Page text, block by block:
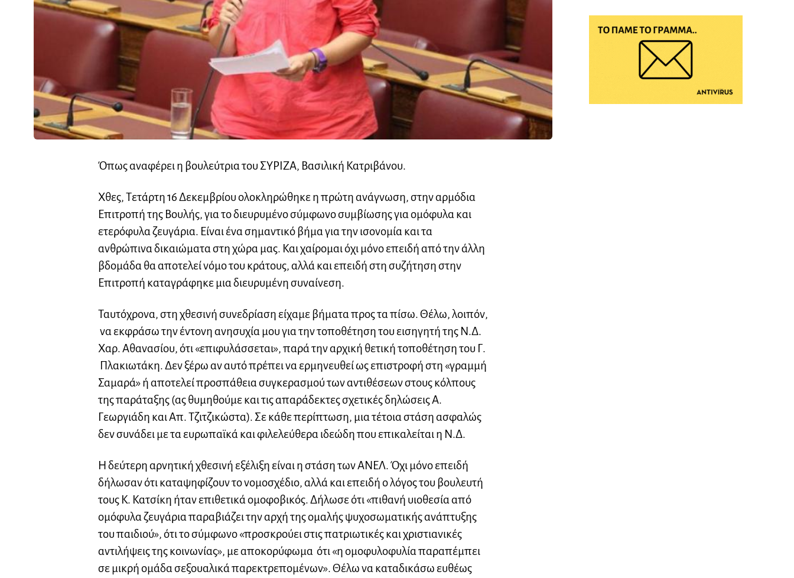
Όπως αναφέρει η βουλεύτρια του ΣΥΡΙΖΑ, Βασιλική Κατριβάνου.
Χθες, Τετάρτη 16 Δεκεμβρίου ολοκληρώθηκε η πρώτη ανάγνωση, στην αρμόδια
Επιτροπή της Βουλής, για το διευρυμένο σύμφωνο συμβίωσης για ομόφυλα και
ετερόφυλα ζευγάρια. Είναι ένα σημαντικό βήμα για την ισονομία και τα
ανθρώπινα δικαιώματα στη χώρα μας. Και χαίρομαι όχι μόνο επειδή από την άλλη
βδομάδα θα αποτελεί νόμο του κράτους, αλλά και επειδή στη συζήτηση στην
Επιτροπή καταγράφηκε μια διευρυμένη συναίνεση.
Ταυτόχρονα, στη χθεσινή συνεδρίαση είχαμε βήματα προς τα πίσω. Θέλω, λοιπόν,
να εκφράσω την έντονη ανησυχία μου για την τοποθέτηση του εισηγητή της Ν.Δ.
Χαρ. Αθανασίου, ότι «επιφυλάσσεται», παρά την αρχική θετική τοποθέτηση του Γ.
Πλακιωτάκη. Δεν ξέρω αν αυτό πρέπει να ερμηνευθεί ως επιστροφή στη «γραμμή
Σαμαρά» ή αποτελεί προσπάθεια συγκερασμού των αντιθέσεων στους κόλπους
της παράταξης (ας θυμηθούμε και τις απαράδεκτες σχετικές δηλώσεις Α.
Γεωργιάδη και Απ. Τζιτζικώστα). Σε κάθε περίπτωση, μια τέτοια στάση ασφαλώς
δεν συνάδει με τα ευρωπαϊκά και φιλελεύθερα ιδεώδη που επικαλείται η Ν.Δ.
Η δεύτερη αρνητική χθεσινή εξέλιξη είναι η στάση των ΑΝΕΛ. Όχι μόνο επειδή
δήλωσαν ότι καταψηφίζουν το νομοσχέδιο, αλλά και επειδή ο λόγος του βουλευτή
τους Κ. Κατσίκη ήταν επιθετικά ομοφοβικός. Δήλωσε ότι «πιθανή υιοθεσία από
ομόφυλα ζευγάρια παραβιάζει την αρχή της ομαλής ψυχοσωματικής ανάπτυξης
του παιδιού», ότι το σύμφωνο «προσκρούει στις πατριωτικές και χριστιανικές
αντιλήψεις της κοινωνίας», με αποκορύφωμα ότι «η ομοφυλοφυλία παραπέμπει
σε μικρή ομάδα σεξουαλικά παρεκτρεπομένων». Θέλω να καταδικάσω ευθέως